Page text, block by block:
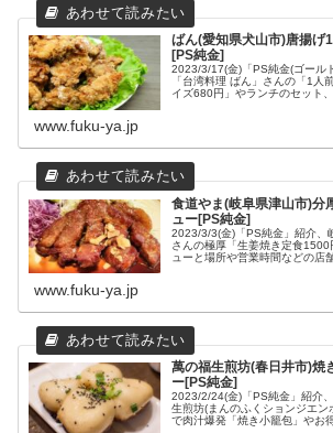
ばん(愛知県犬山市)唐揚げ
[PS純金]
2023/3/17(金)「PS純金(ゴール
「台湾料理 ばん」さんの「1人
イズ680円」やランチのセット
www.fuku-ya.jp
食道やま(岐阜県津山市)分
ュー[PS純金]
2023/3/3(金)「PS純金」紹介、
さんの極厚「生姜焼き定食1500
ューと場所や営業時間などの店
www.fuku-ya.jp
萬の福生煎坊(春日井市)焼
ー[PS純金]
2023/2/24(金)「PS純金」紹介
生煎坊(まんのふくションジエン
で肉汁爆発「焼き小籠包」やお